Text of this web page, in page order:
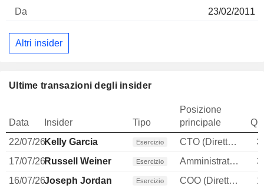
23/02/2011
Altri insider
Ultime transazioni degli insider
Data Insider Tipo
Posizione
principale
22/07/26Kelly Garcia Esercizio CTO (Direttore tecnico)
17/07/26Russell Weiner Esercizio Amministratore delegato
16/07/26Joseph Jordan Esercizio COO (Direttore operativo)